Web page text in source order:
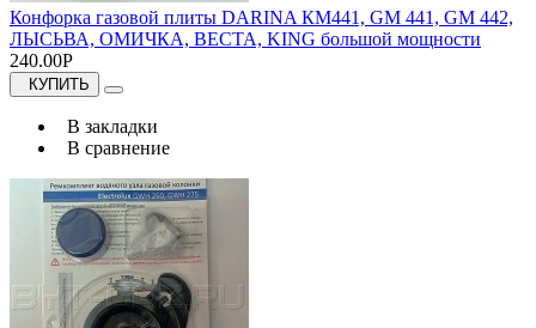
Конфорка газовой плиты DARINA КМ441, GM 441, GM 442,
ЛЫСЬВА, ОМИЧКА, ВЕСТА, KING большой мощности
240.00Р
КУПИТЬ
В закладки
В сравнение